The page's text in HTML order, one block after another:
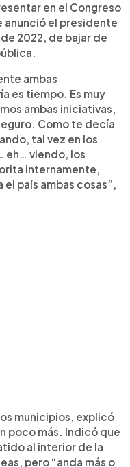
en el Congreso
anunció el presidente
2022, de bajar de
ambas
es tiempo. Es muy
ambas iniciativas,
Como te decía
tal vez en los
eh… viendo, los
internamente,
país ambas cosas”,
municipios, explicó
poco más. Indicó que
al interior de la
pero “anda más o